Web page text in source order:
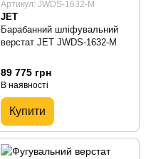
Артикул: JWDS-1632-M
JET
Барабанний шліфувальний
верстат JET JWDS-1632-M
89 775 грн
В наявності
Купити